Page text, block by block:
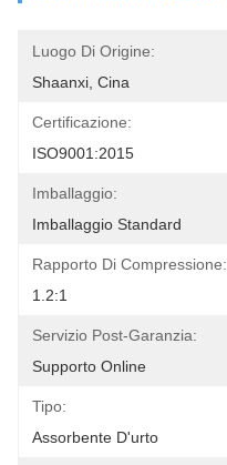
Luogo Di Origine:
Shaanxi, Cina
Certificazione:
ISO9001:2015
Imballaggio:
Imballaggio Standard
Rapporto Di Compressione:
1.2:1
Servizio Post-Garanzia:
Supporto Online
Tipo:
Assorbente D'urto